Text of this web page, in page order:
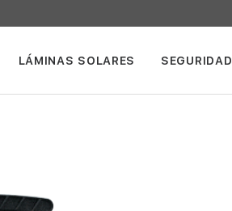
LÁMINAS SOLARES SEGURIDAD